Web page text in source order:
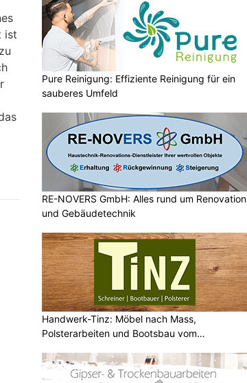
ist
Pure Reinigung: Effiziente Reinigung für ein
sauberes Umfeld
RE-NOVERS GmbH: Alles rund um Renovation
und Gebäudetechnik
Handwerk-Tinz: Möbel nach Mass,
Polsterarbeiten und Bootsbau vom